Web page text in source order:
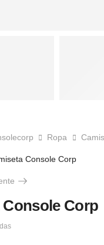
Ropa
Console Corp
Console Corp